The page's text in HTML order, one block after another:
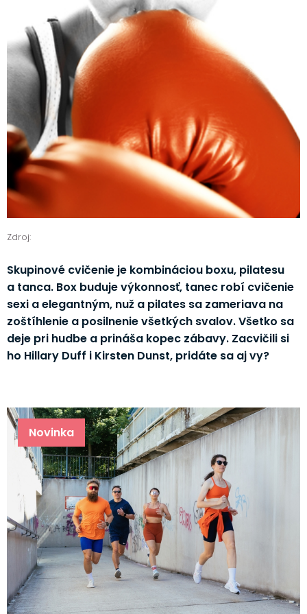
Zdroj:
Skupinové cvičenie je kombináciou boxu, pilatesu
a tanca. Box buduje výkonnosť, tanec robí cvičenie
sexi a elegantným, nuž a pilates sa zameriava na
zoštíhlenie a posilnenie všetkých svalov. Všetko sa
deje pri hudbe a prináša kopec zábavy. Zacvičili si
ho Hillary Duff i Kirsten Dunst, pridáte sa aj vy?
Novinka